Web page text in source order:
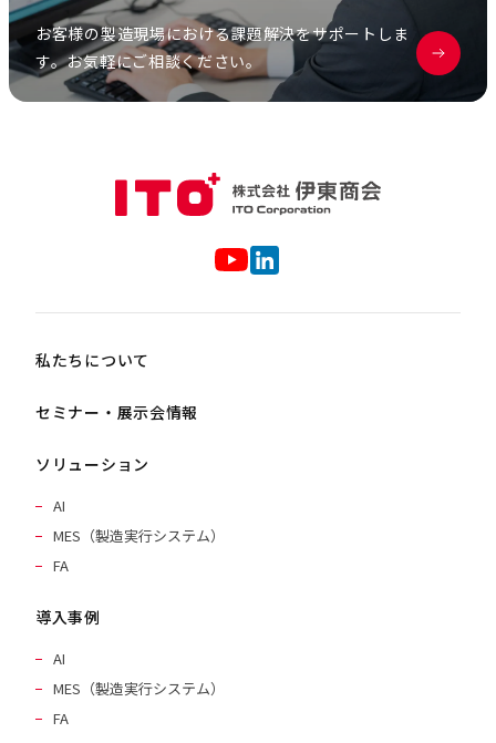
お客様の製造現場における課題解決をサポートしま
す。お気軽にご相談ください。
私たちについて
セミナー・展示会情報
ソリューション
AI
MES（製造実行システム）
FA
導入事例
AI
MES（製造実行システム）
FA